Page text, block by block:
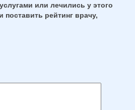
или лечились у этого
поставить рейтинг врачу,